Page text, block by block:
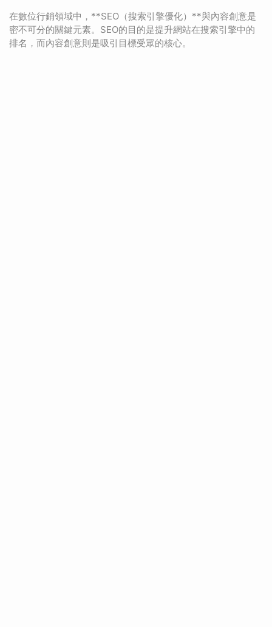
在數位行銷領域中，**SEO（搜索引擎優化）**與內容創意是
密不可分的關鍵元素。SEO的目的是提升網站在搜索引擎中的
排名，而內容創意則是吸引目標受眾的核心。